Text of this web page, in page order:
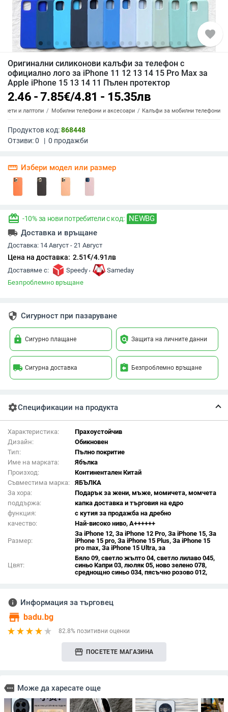
favorite
Оригинални силиконови калъфи за телефон с
официално лого за iPhone 11 12 13 14 15 Pro Max за
Apple iPhone 15 13 14 11 Пълен протектор
2.46 - 7.85€/4.81 - 15.35лв
и лаптопи Мобилни телефони и аксесоари Калъфи за мобилни телефони
Продуктов код:868448
Отзиви:0 | 0 продажби
straighten Избери модел или размер
redeem -10% за нови потребители с код: NEWBG
local_shipping Доставка и връщане
Доставка: 14 Август - 21 Август
Цена на доставка: 2.51€/4.91лв
Доставяме с: Speedy ,
Sameday
Безпроблемно връщане
security Сигурност при пазаруване
lock Сигурно плащане policy Защита на личните данни
local_shipping Сигурна доставка assignment_return Безпроблемно връщане
settingsСпецификации на продукта
Характеристика:
Прахоустойчив
Дизайн:
Обикновен
Тип:
Пълно покритие
Име на марката:
Ябълка
Произход:
Континентален Китай
Съвместима марка:
ЯБЪЛКА
За хора:
Подарък за жени, мъже, момичета, момчета
поддържа:
капка доставка и търговия на едро
функция:
с кутия за продажба на дребно
качество:
Най-високо ниво, A++++++
Размер:
За iPhone 12, За iPhone 12 Pro, За iPhone 15, За
iPhone 15 pro, За iPhone 15 Plus, За iPhone 15
pro max, За iPhone 15 Ultra, за
Цвят:
Бяло 09, светло жълто 04, светло лилаво 045,
синьо Капри 03, люляк 05, ново зелено 078,
среднощно синьо 034, пясъчно розово 012,
info Информация за търговец
store badu.bg
82.8% позитивни оценки
storefront ПОСЕТЕТЕ МАГАЗИНА
more Може да харесате още